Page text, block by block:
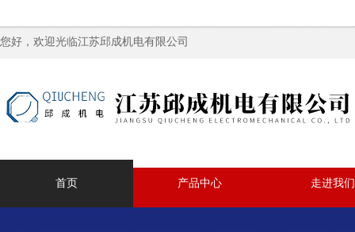
您好，欢迎光临江苏邱成机电有限公司
首页 产品中心 走进我们